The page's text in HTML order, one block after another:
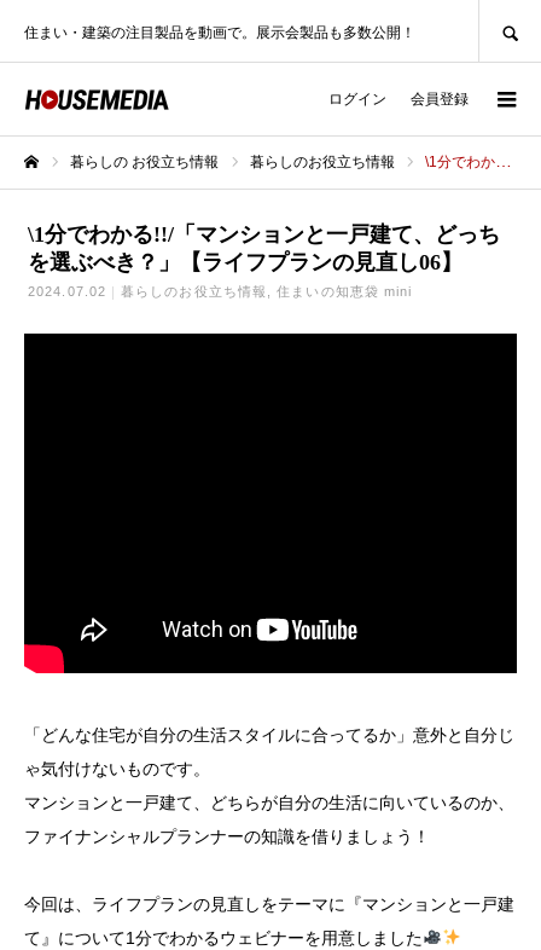
住まい・建築の注目製品を動画で。展示会製品も多数公開！
ログイン 会員登録
暮らしの お役立ち情報 暮らしのお役立ち情報 \1分でわかる!!/「マンションと一戸建て、どっちを選ぶべき？」【ライフプランの見直し06】
\1分でわかる!!/「マンションと一戸建て、どっち
を選ぶべき？」【ライフプランの見直し06】
2024.07.02 暮らしのお役立ち情報 住まいの知恵袋 mini
「どんな住宅が自分の生活スタイルに合ってるか」意外と自分じ
ゃ気付けないものです。
マンションと一戸建て、どちらが自分の生活に向いているのか、
ファイナンシャルプランナーの知識を借りましょう！
今回は、ライフプランの見直しをテーマに『マンションと一戸建
て』について1分でわかるウェビナーを用意しました